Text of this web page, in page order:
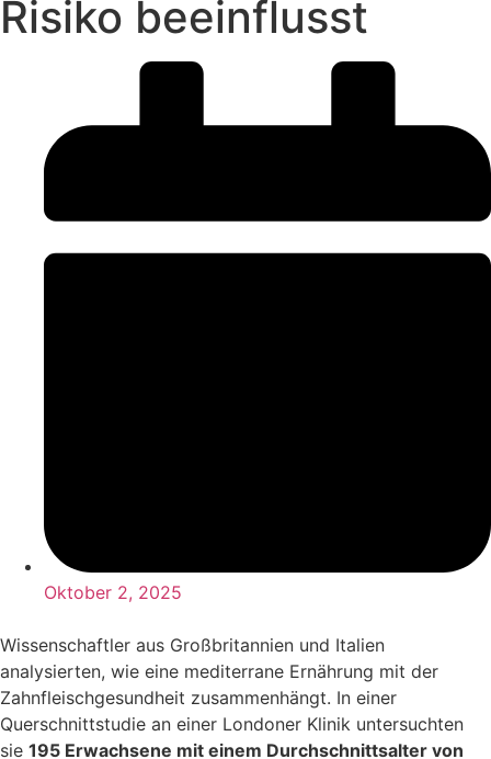
Risiko beeinflusst
Oktober 2, 2025
Wissenschaftler aus Großbritannien und Italien
analysierten, wie eine mediterrane Ernährung mit der
Zahnfleischgesundheit zusammenhängt. In einer
Querschnittstudie an einer Londoner Klinik untersuchten
sie 195 Erwachsene mit einem Durchschnittsalter von